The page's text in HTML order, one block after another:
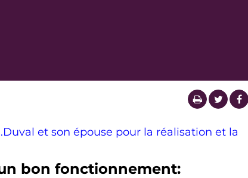
et son épouse pour la réalisation et la
bon fonctionnement: